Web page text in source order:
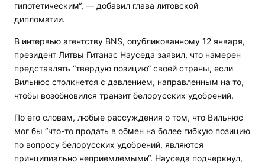
гипотетическим“, — добавил глава литовской
дипломатии.
В интервью агентству BNS, опубликованному 12 января,
президент Литвы Гитанас Науседа заявил, что намерен
представлять “твердую позицию“ своей страны, если
Вильнюс столкнется с давлением, направленным на то,
чтобы возобновился транзит белорусских удобрений.
По его словам, любые рассуждения о том, что Вильнюс
мог бы “что-то продать в обмен на более гибкую позицию
по вопросу белорусских удобрений, являются
принципиально неприемлемыми“. Науседа подчеркнул,